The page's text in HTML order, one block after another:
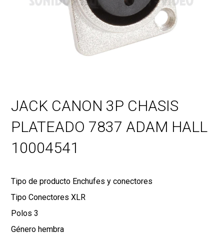
JACK CANON 3P CHASIS
PLATEADO 7837 ADAM HALL
10004541
Tipo de producto Enchufes y conectores
Tipo Conectores XLR
Polos 3
Género hembra